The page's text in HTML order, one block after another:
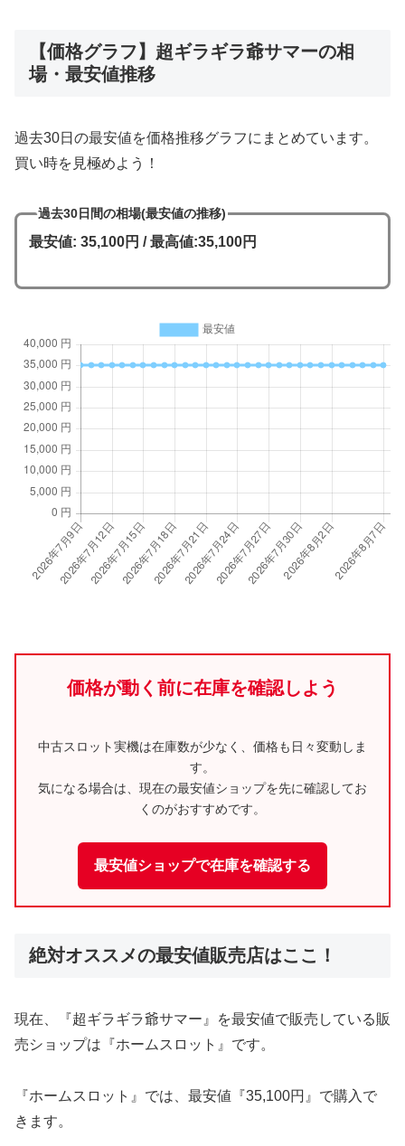
【価格グラフ】超ギラギラ爺サマーの相
場・最安値推移
過去30日の最安値を価格推移グラフにまとめています。
買い時を見極めよう！
過去30日間の相場(最安値の推移)
最安値: 35,100円 / 最高値:35,100円
価格が動く前に在庫を確認しよう
中古スロット実機は在庫数が少なく、価格も日々変動しま
す。
気になる場合は、現在の最安値ショップを先に確認してお
くのがおすすめです。
最安値ショップで在庫を確認する
絶対オススメの最安値販売店はここ！
現在、『超ギラギラ爺サマー』を最安値で販売している販
売ショップは『ホームスロット』です。
『ホームスロット』では、最安値『35,100円』で購入で
きます。